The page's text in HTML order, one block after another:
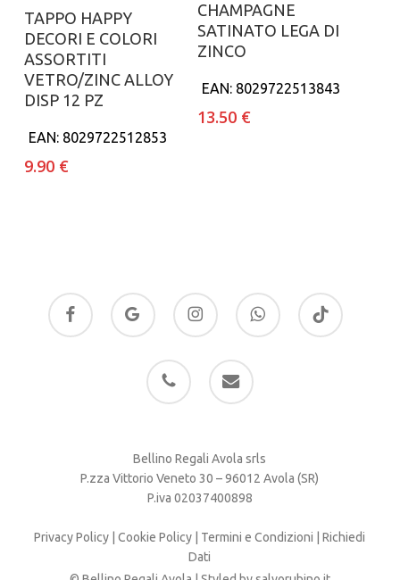
Aggiungi al carrello
TAPPO HAPPY
DECORI E COLORI
ASSORTITI
VETRO/ZINC ALLOY
DISP 12 PZ
EAN: 8029722512853
9.90 €
CHAMPAGNE
SATINATO LEGA DI
ZINCO
EAN: 8029722513843
13.50 €
facebook
google-
plus
instagram whatsapp tiktok
phone email
Bellino Regali Avola srls
P.zza Vittorio Veneto 30 – 96012 Avola (SR)
P.iva 02037400898
Privacy Policy |Cookie Policy Termini e Condizioni |Richiedi
Dati